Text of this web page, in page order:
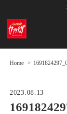
Home
2023.08.13